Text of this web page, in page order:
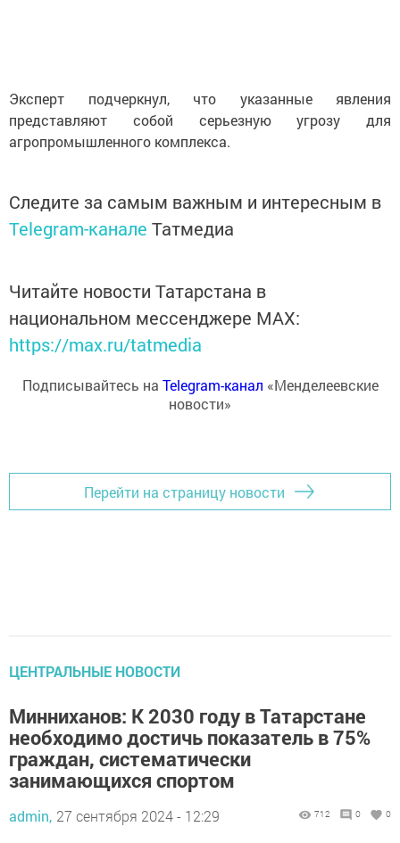
Эксперт подчеркнул, что указанные явления
представляют собой серьезную угрозу для
агропромышленного комплекса.
Следите за самым важным и интересным в
Telegram-канале Татмедиа
Читайте новости Татарстана в
национальном мессенджере MАХ:
https://max.ru/tatmedia
Подписывайтесь на Telegram-канал «Менделеевские
новости»
Перейти на страницу новости
ЦЕНТРАЛЬНЫЕ НОВОСТИ
Минниханов: К 2030 году в Татарстане
необходимо достичь показатель в 75%
граждан, систематически
занимающихся спортом
admin, 27 сентября 2024 - 12:29 712 0 0